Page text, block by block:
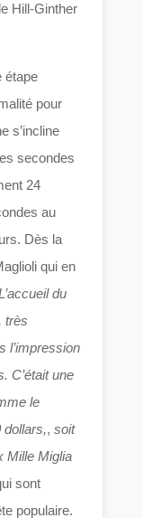
Hill-Ginther
étape
pour
s’incline
secondes
24
au
Dès la
qui en
du
très
l’impression
C’était une
le
dollars,, soit
Mille Miglia
sont
populaire.